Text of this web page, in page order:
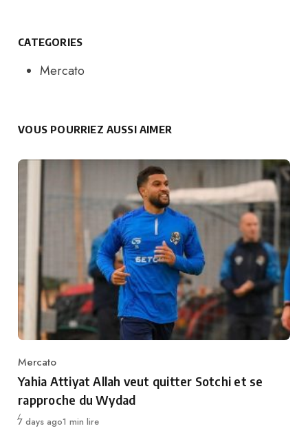
CATEGORIES
Mercato
VOUS POURRIEZ AUSSI AIMER
Category
Mercato
Yahia Attiyat Allah veut quitter Sotchi et se
rapproche du Wydad
Publié
7 days ago1 min lire